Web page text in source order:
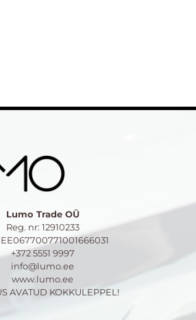
Lumo Trade OÜ
Reg. nr: 12910233
+372 5551 9997
info@lumo.ee
www.lumo.ee
AVATUD KOKKULEPPEL!